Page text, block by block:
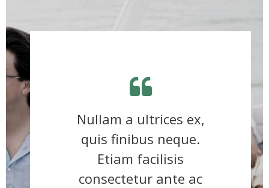
Nullam a ultrices ex,
quis finibus neque.
Etiam facilisis
consectetur ante ac